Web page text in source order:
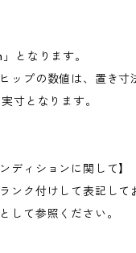
となります。
ップの数値は、置き寸
寸となります。
ディションに関して】
ンク付けして表記して
して参照ください。